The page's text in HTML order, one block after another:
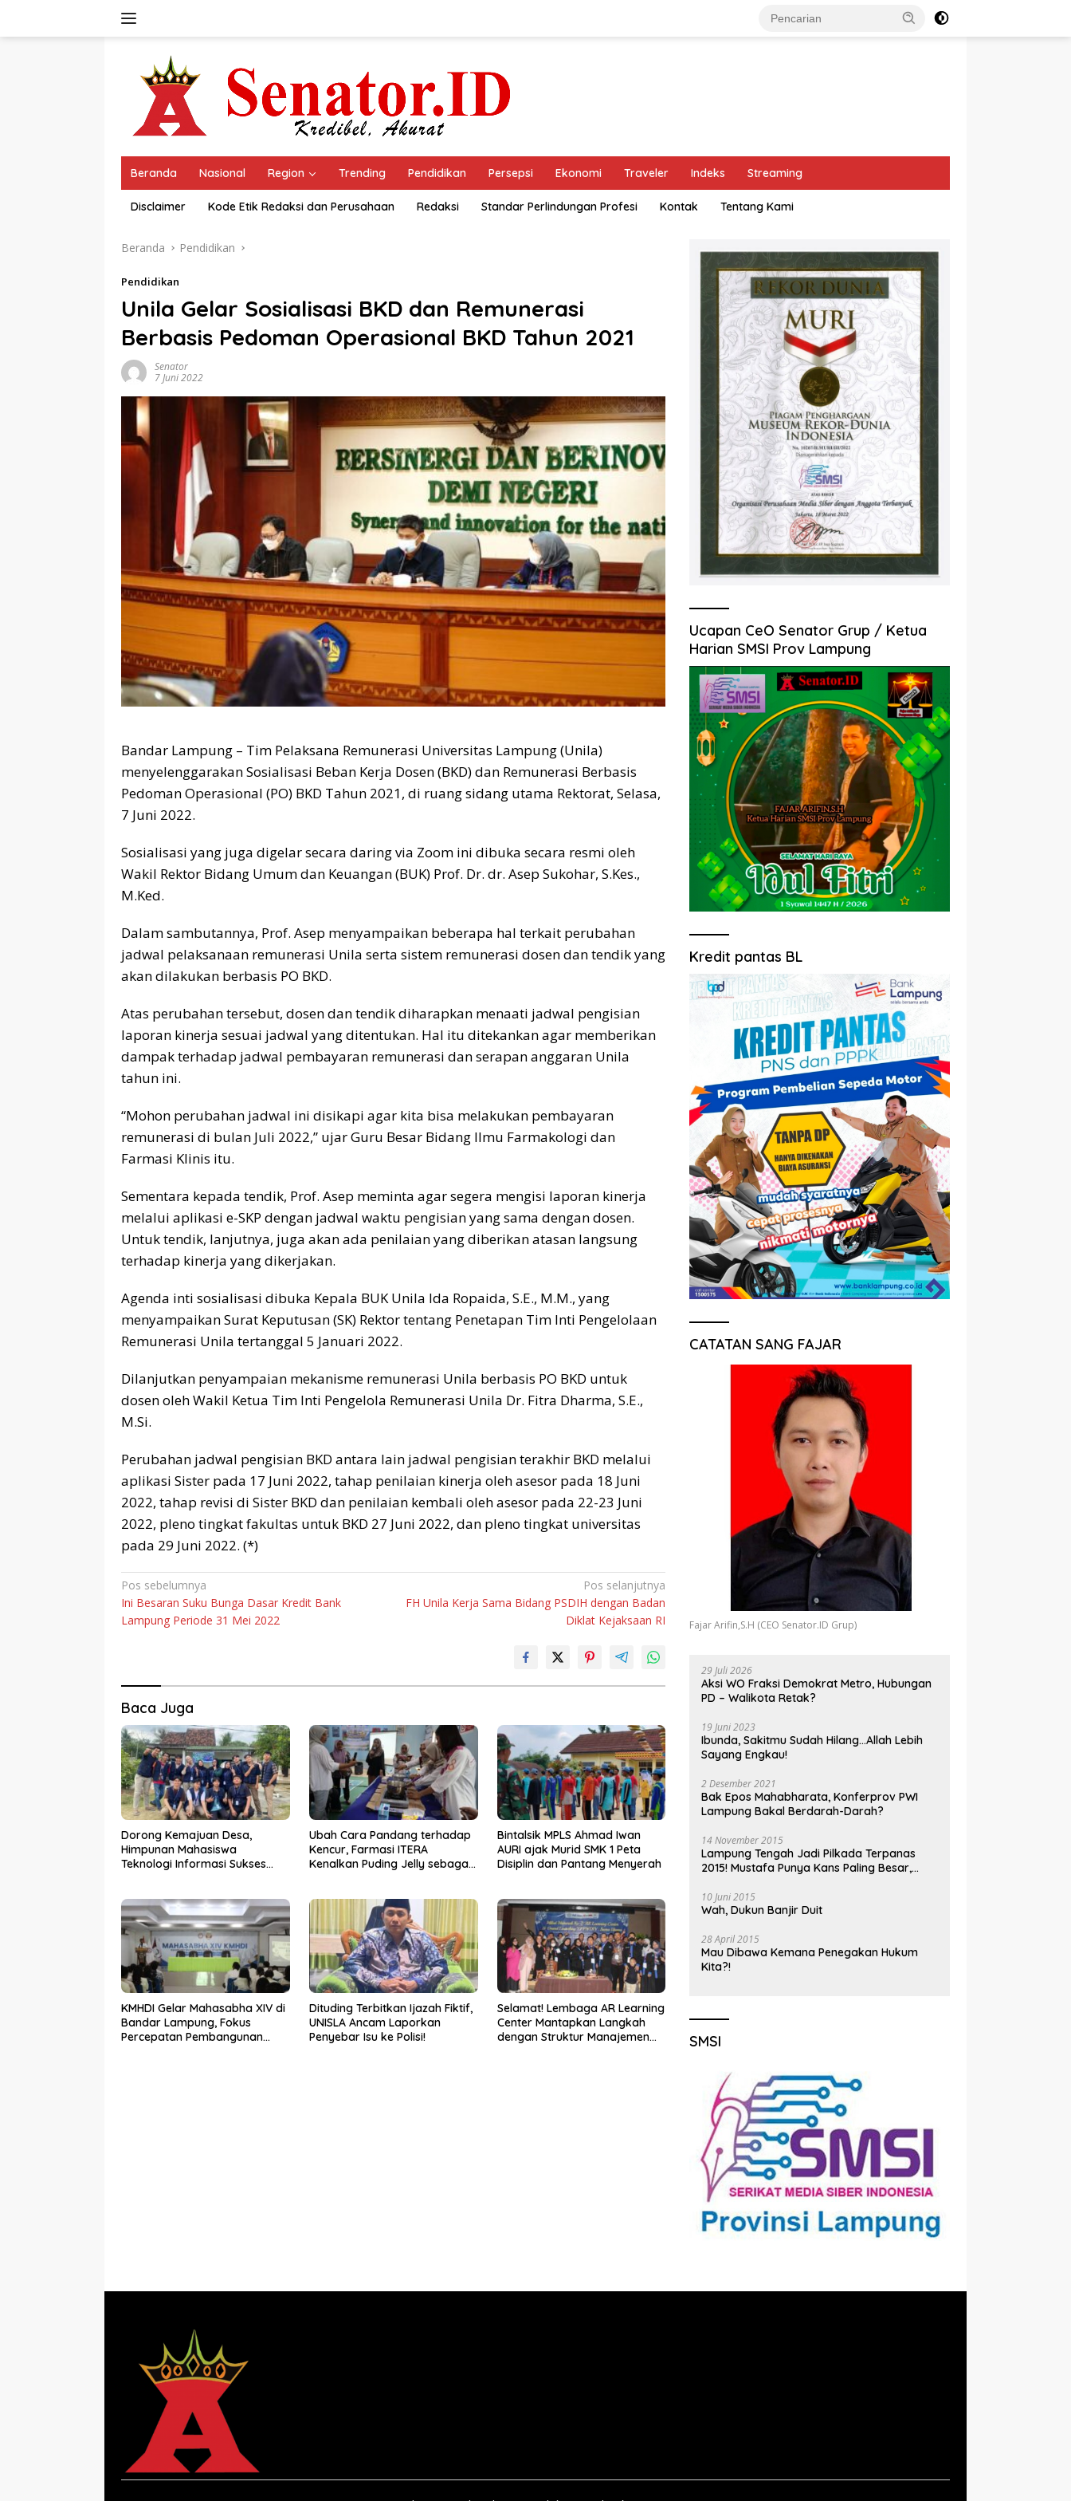
Beranda Nasional Region Trending Pendidikan Persepsi Ekonomi Traveler Indeks Streaming
Disclaimer Kode Etik Redaksi dan Perusahaan Redaksi Standar Perlindungan Profesi Kontak Tentang Kami
Beranda Pendidikan
Pendidikan
Unila Gelar Sosialisasi BKD dan Remunerasi
Berbasis Pedoman Operasional BKD Tahun 2021
Senator
7 Juni 2022
Bandar Lampung – Tim Pelaksana Remunerasi Universitas Lampung (Unila)
menyelenggarakan Sosialisasi Beban Kerja Dosen (BKD) dan Remunerasi Berbasis
Pedoman Operasional (PO) BKD Tahun 2021, di ruang sidang utama Rektorat, Selasa,
7 Juni 2022.
Sosialisasi yang juga digelar secara daring via Zoom ini dibuka secara resmi oleh
Wakil Rektor Bidang Umum dan Keuangan (BUK) Prof. Dr. dr. Asep Sukohar, S.Kes.,
M.Ked.
Dalam sambutannya, Prof. Asep menyampaikan beberapa hal terkait perubahan
jadwal pelaksanaan remunerasi Unila serta sistem remunerasi dosen dan tendik yang
akan dilakukan berbasis PO BKD.
Atas perubahan tersebut, dosen dan tendik diharapkan menaati jadwal pengisian
laporan kinerja sesuai jadwal yang ditentukan. Hal itu ditekankan agar memberikan
dampak terhadap jadwal pembayaran remunerasi dan serapan anggaran Unila
tahun ini.
“Mohon perubahan jadwal ini disikapi agar kita bisa melakukan pembayaran
remunerasi di bulan Juli 2022,” ujar Guru Besar Bidang Ilmu Farmakologi dan
Farmasi Klinis itu.
Sementara kepada tendik, Prof. Asep meminta agar segera mengisi laporan kinerja
melalui aplikasi e-SKP dengan jadwal waktu pengisian yang sama dengan dosen.
Untuk tendik, lanjutnya, juga akan ada penilaian yang diberikan atasan langsung
terhadap kinerja yang dikerjakan.
Agenda inti sosialisasi dibuka Kepala BUK Unila Ida Ropaida, S.E., M.M., yang
menyampaikan Surat Keputusan (SK) Rektor tentang Penetapan Tim Inti Pengelolaan
Remunerasi Unila tertanggal 5 Januari 2022.
Dilanjutkan penyampaian mekanisme remunerasi Unila berbasis PO BKD untuk
dosen oleh Wakil Ketua Tim Inti Pengelola Remunerasi Unila Dr. Fitra Dharma, S.E.,
M.Si.
Perubahan jadwal pengisian BKD antara lain jadwal pengisian terakhir BKD melalui
aplikasi Sister pada 17 Juni 2022, tahap penilaian kinerja oleh asesor pada 18 Juni
2022, tahap revisi di Sister BKD dan penilaian kembali oleh asesor pada 22-23 Juni
2022, pleno tingkat fakultas untuk BKD 27 Juni 2022, dan pleno tingkat universitas
pada 29 Juni 2022. (*)
Navigasi
pos
Pos sebelumnya
Ini Besaran Suku Bunga Dasar Kredit Bank
Lampung Periode 31 Mei 2022
Pos selanjutnya
FH Unila Kerja Sama Bidang PSDIH dengan Badan
Diklat Kejaksaan RI
Baca Juga
Dorong Kemajuan Desa,
Himpunan Mahasiswa
Teknologi Informasi Sukses
Ubah Cara Pandang terhadap
Kencur, Farmasi ITERA
Kenalkan Puding Jelly sebagai
Bintalsik MPLS Ahmad Iwan
AURI ajak Murid SMK 1 Peta
Disiplin dan Pantang Menyerah
KMHDI Gelar Mahasabha XIV di
Bandar Lampung, Fokus
Percepatan Pembangunan
Dituding Terbitkan Ijazah Fiktif,
UNISLA Ancam Laporkan
Penyebar Isu ke Polisi!
Selamat! Lembaga AR Learning
Center Mantapkan Langkah
dengan Struktur Manajemen
Ucapan CeO Senator Grup / Ketua
Harian SMSI Prov Lampung
Kredit pantas BL
CATATAN SANG FAJAR
Fajar Arifin,S.H (CEO Senator.ID Grup)
29 Juli 2026
Aksi WO Fraksi Demokrat Metro, Hubungan
PD – Walikota Retak?
19 Juni 2023
Ibunda, Sakitmu Sudah Hilang…Allah Lebih
Sayang Engkau!
2 Desember 2021
Bak Epos Mahabharata, Konferprov PWI
Lampung Bakal Berdarah-Darah?
14 November 2015
Lampung Tengah Jadi Pilkada Terpanas
2015! Mustafa Punya Kans Paling Besar,
10 Juni 2015
Wah, Dukun Banjir Duit
28 April 2015
Mau Dibawa Kemana Penegakan Hukum
Kita?!
SMSI